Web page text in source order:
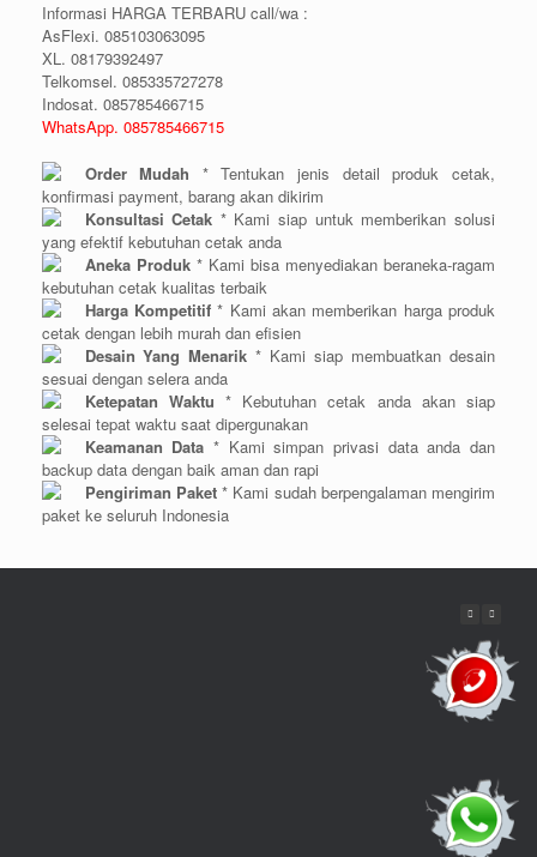
Informasi HARGA TERBARU call/wa :
AsFlexi. 085103063095
XL. 08179392497
Telkomsel. 085335727278
Indosat. 085785466715
WhatsApp. 085785466715
Order Mudah * Tentukan jenis detail produk cetak,
konfirmasi payment, barang akan dikirim
Konsultasi Cetak * Kami siap untuk memberikan solusi
yang efektif kebutuhan cetak anda
Aneka Produk * Kami bisa menyediakan beraneka-ragam
kebutuhan cetak kualitas terbaik
Harga Kompetitif* Kami akan memberikan harga produk
cetak dengan lebih murah dan efisien
Desain Yang Menarik * Kami siap membuatkan desain
sesuai dengan selera anda
Ketepatan Waktu * Kebutuhan cetak anda akan siap
selesai tepat waktu saat dipergunakan
Keamanan Data * Kami simpan privasi data anda dan
backup data dengan baik aman dan rapi
Pengiriman Paket* Kami sudah berpengalaman mengirim
paket ke seluruh Indonesia